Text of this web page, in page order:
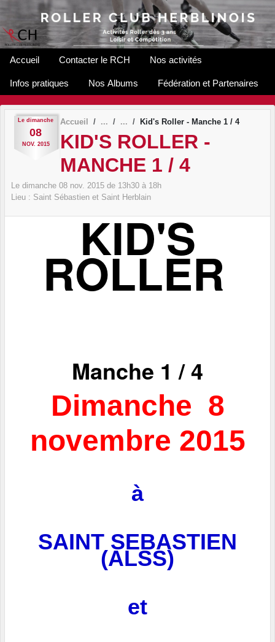
Accueil Contacter le RCH Nos activités
Infos pratiques Nos Albums Fédération et Partenaires
Le dimanche
08
NOV. 2015
Accueil Kid's Roller - Manche 1 / 4
KID'S ROLLER -
MANCHE 1 / 4
Le dimanche 08 nov. 2015 de 13h30 à 18h
Lieu : Saint Sébastien et Saint Herblain
KID'S
ROLLER
Manche 1 / 4
Dimanche 8
novembre 2015
à
SAINT SEBASTIEN
(ALSS)
et
Panneau de gestion des cookies